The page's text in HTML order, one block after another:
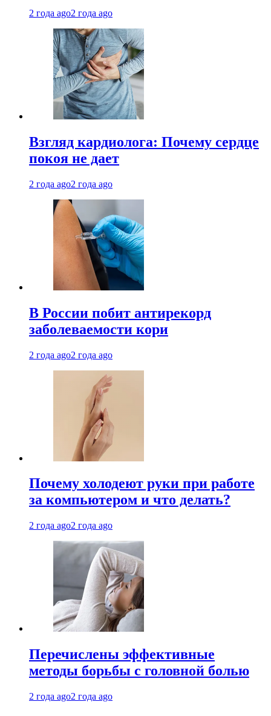
2 года ago2 года ago
Взгляд кардиолога: Почему сердце
покоя не дает
2 года ago2 года ago
В России побит антирекорд
заболеваемости кори
2 года ago2 года ago
Почему холодеют руки при работе
за компьютером и что делать?
2 года ago2 года ago
Перечислены эффективные
методы борьбы с головной болью
2 года ago2 года ago